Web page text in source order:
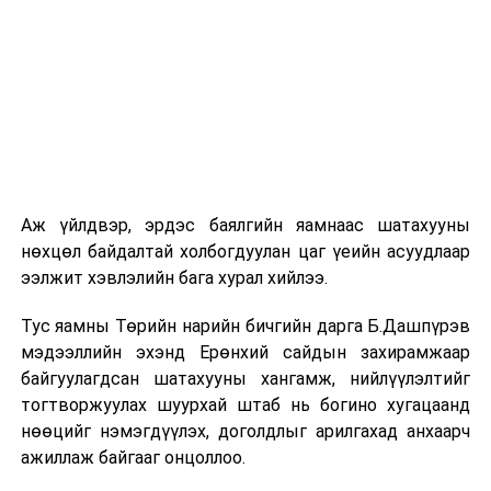
Аж үйлдвэр, эрдэс баялгийн яамнаас шатахууны
нөхцөл байдалтай холбогдуулан цаг үеийн асуудлаар
ээлжит хэвлэлийн бага хурал хийлээ.
Тус яамны Төрийн нарийн бичгийн дарга Б.Дашпүрэв
мэдээллийн эхэнд Ерөнхий сайдын захирамжаар
байгуулагдсан шатахууны хангамж, нийлүүлэлтийг
тогтворжуулах шуурхай штаб нь богино хугацаанд
нөөцийг нэмэгдүүлэх, доголдлыг арилгахад анхаарч
ажиллаж байгааг онцоллоо.